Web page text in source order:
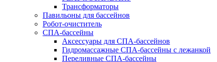
Трансформаторы
Павильоны для бассейнов
Робот-очиститель
СПА-бассейны
Аксессуары для СПА-бассейнов
Гидромассажные СПА-бассейны с лежанкой
Переливные СПА-бассейны